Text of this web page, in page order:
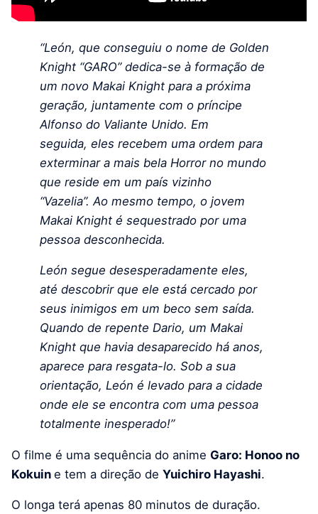
“León, que conseguiu o nome de Golden
Knight “GARO” dedica-se à formação de
um novo Makai Knight para a próxima
geração, juntamente com o príncipe
Alfonso do Valiante Unido. Em
seguida, eles recebem uma ordem para
exterminar a mais bela Horror no mundo
que reside em um país vizinho
“Vazelia”. Ao mesmo tempo, o jovem
Makai Knight é sequestrado por uma
pessoa desconhecida.
León segue desesperadamente eles,
até descobrir que ele está cercado por
seus inimigos em um beco sem saída.
Quando de repente Dario, um Makai
Knight que havia desaparecido há anos,
aparece para resgata-lo. Sob a sua
orientação, León é levado para a cidade
onde ele se encontra com uma pessoa
totalmente inesperado!”
O filme é uma sequência do anime Garo: Honoo no
Kokuin e tem a direção de Yuichiro Hayashi.
O longa terá apenas 80 minutos de duração.